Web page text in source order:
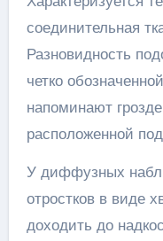
соединительная
Разновидность
четко
напоминают
расположенной
У диффузных
отростков в виде
доходить до